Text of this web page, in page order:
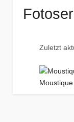
Zuletzt